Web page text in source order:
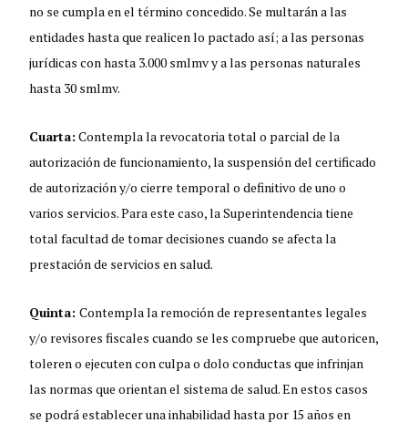
no se cumpla en el término concedido. Se multarán a las
entidades hasta que realicen lo pactado así; a las personas
jurídicas con hasta 3.000 smlmv y a las personas naturales
hasta 30 smlmv.
Cuarta: Contempla la revocatoria total o parcial de la
autorización de funcionamiento, la suspensión del certificado
de autorización y/o cierre temporal o definitivo de uno o
varios servicios. Para este caso, la Superintendencia tiene
total facultad de tomar decisiones cuando se afecta la
prestación de servicios en salud.
Quinta:Contempla la remoción de representantes legales
y/o revisores fiscales cuando se les compruebe que autoricen,
toleren o ejecuten con culpa o dolo conductas que infrinjan
las normas que orientan el sistema de salud. En estos casos
se podrá establecer una inhabilidad hasta por 15 años en